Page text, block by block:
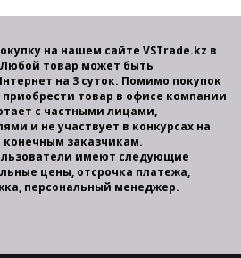
на нашем сайте VSTrade.kz в
товар может быть
на 3 суток. Помимо покупок
товар в офисе компании
с частными лицами,
и не участвует в конкурсах на
конечным заказчикам.
имеют следующие
цены, отсрочка платежа,
персональный менеджер.